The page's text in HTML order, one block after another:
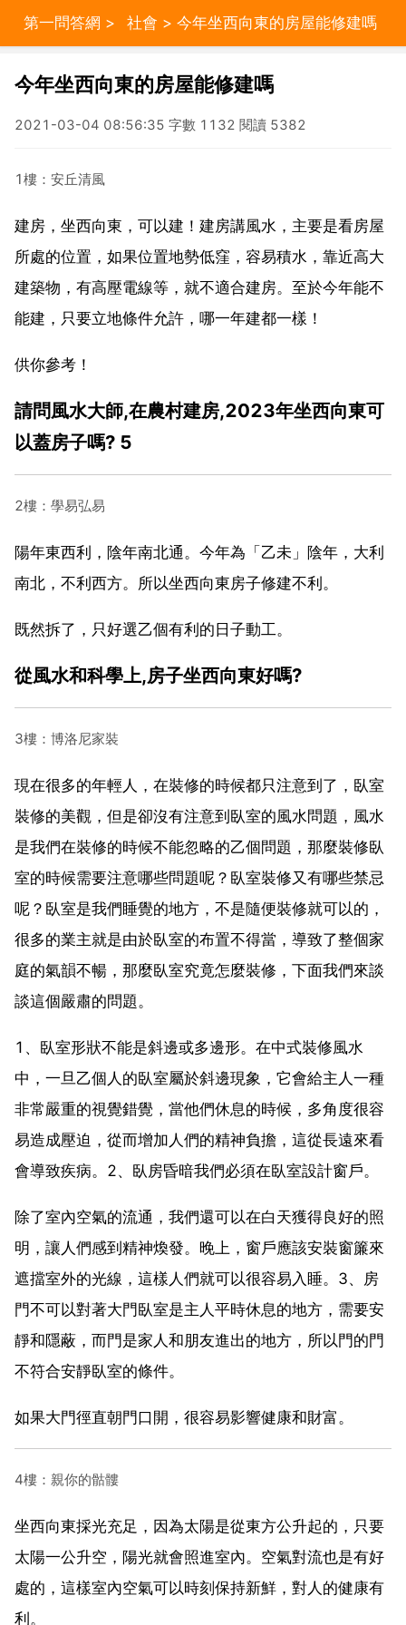
第一問答網 > 社會 > 今年坐西向東的房屋能修建嗎
今年坐西向東的房屋能修建嗎
2021-03-04 08:56:35 字數 1132 閱讀 5382
1樓：安丘清風
建房，坐西向東，可以建！建房講風水，主要是看房屋
所處的位置，如果位置地勢低窪，容易積水，靠近高大
建築物，有高壓電線等，就不適合建房。至於今年能不
能建，只要立地條件允許，哪一年建都一樣！
供你參考！
請問風水大師,在農村建房,2023年坐西向東可
以蓋房子嗎? 5
2樓：學易弘易
陽年東西利，陰年南北通。今年為「乙未」陰年，大利
南北，不利西方。所以坐西向東房子修建不利。
既然拆了，只好選乙個有利的日子動工。
從風水和科學上,房子坐西向東好嗎?
3樓：博洛尼家裝
現在很多的年輕人，在裝修的時候都只注意到了，臥室
裝修的美觀，但是卻沒有注意到臥室的風水問題，風水
是我們在裝修的時候不能忽略的乙個問題，那麼裝修臥
室的時候需要注意哪些問題呢？臥室裝修又有哪些禁忌
呢？臥室是我們睡覺的地方，不是隨便裝修就可以的，
很多的業主就是由於臥室的布置不得當，導致了整個家
庭的氣韻不暢，那麼臥室究竟怎麼裝修，下面我們來談
談這個嚴肅的問題。
1、臥室形狀不能是斜邊或多邊形。在中式裝修風水
中，一旦乙個人的臥室屬於斜邊現象，它會給主人一種
非常嚴重的視覺錯覺，當他們休息的時候，多角度很容
易造成壓迫，從而增加人們的精神負擔，這從長遠來看
會導致疾病。2、臥房昏暗我們必須在臥室設計窗戶。
除了室內空氣的流通，我們還可以在白天獲得良好的照
明，讓人們感到精神煥發。晚上，窗戶應該安裝窗簾來
遮擋室外的光線，這樣人們就可以很容易入睡。3、房
門不可以對著大門臥室是主人平時休息的地方，需要安
靜和隱蔽，而門是家人和朋友進出的地方，所以門的門
不符合安靜臥室的條件。
如果大門徑直朝門口開，很容易影響健康和財富。
4樓：親你的骷髏
坐西向東採光充足，因為太陽是從東方公升起的，只要
太陽一公升空，陽光就會照進室內。空氣對流也是有好
處的，這樣室內空氣可以時刻保持新鮮，對人的健康有
利。